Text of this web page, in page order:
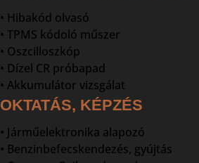
• Hibakód olvasó
• TPMS kódoló műszer
• Oszcilloszkóp
• Dízel CR próbapad
• Akkumulátor vizsgálat
OKTATÁS, KÉPZÉS
• Járműelektronika alapozó
• Benzinbefecskendezés, gyújtás